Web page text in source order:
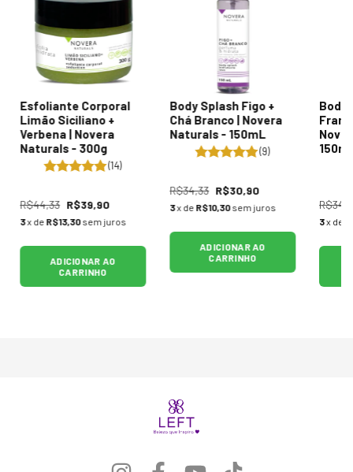
Esfoliante Corporal
Limão Siciliano +
Verbena | Novera
Naturals - 300g
(14)
R$44,33 R$39,90
3x de R$13,30 sem juros
ADICIONAR AO
CARRINHO
Body Splash Figo +
Chá Branco | Novera
Naturals - 150mL
(9)
R$34,33 R$30,90
3x de R$10,30sem juros
ADICIONAR AO
CARRINHO
Body
3x de